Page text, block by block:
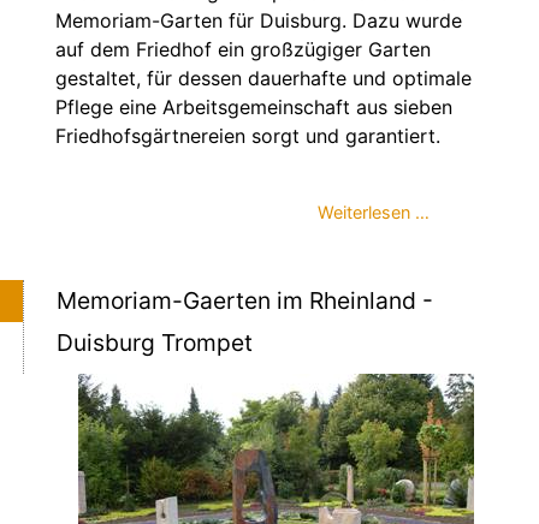
Memoriam-Garten für Duisburg. Dazu wurde
auf dem Friedhof ein großzügiger Garten
gestaltet, für dessen dauerhafte und optimale
Pflege eine Arbeitsgemeinschaft aus sieben
Friedhofsgärtnereien sorgt und garantiert.
Weiterlesen …
Memoriam-Gaerten im Rheinland -
Duisburg Trompet